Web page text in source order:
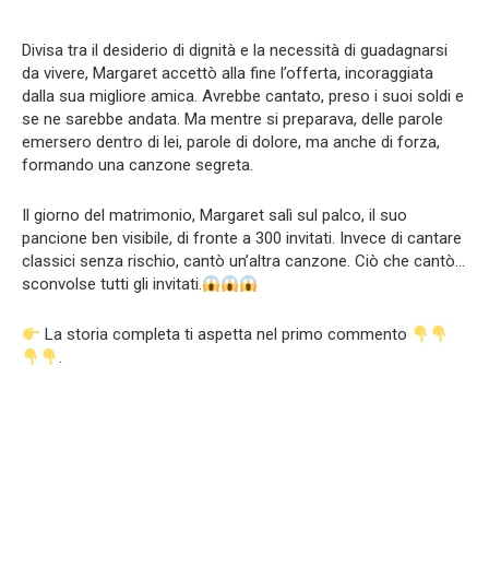
Divisa tra il desiderio di dignità e la necessità di guadagnarsi
da vivere, Margaret accettò alla fine l’offerta, incoraggiata
dalla sua migliore amica. Avrebbe cantato, preso i suoi soldi e
se ne sarebbe andata. Ma mentre si preparava, delle parole
emersero dentro di lei, parole di dolore, ma anche di forza,
formando una canzone segreta.
Il giorno del matrimonio, Margaret salì sul palco, il suo
pancione ben visibile, di fronte a 300 invitati. Invece di cantare
classici senza rischio, cantò un’altra canzone. Ciò che cantò…
sconvolse tutti gli invitati.
La storia completa ti aspetta nel primo commento
.